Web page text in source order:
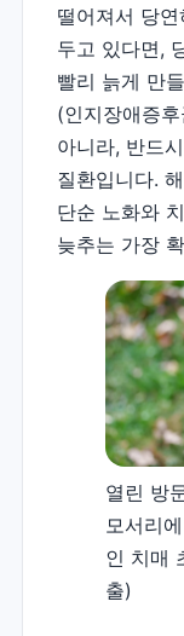
떨어져서 당
두고 있다면,
빨리 늙게 만
(인지장애증
아니라, 반드
질환입니다.
단순 노화와
늦추는 가장
열린 방
모서리
인 치매
출)